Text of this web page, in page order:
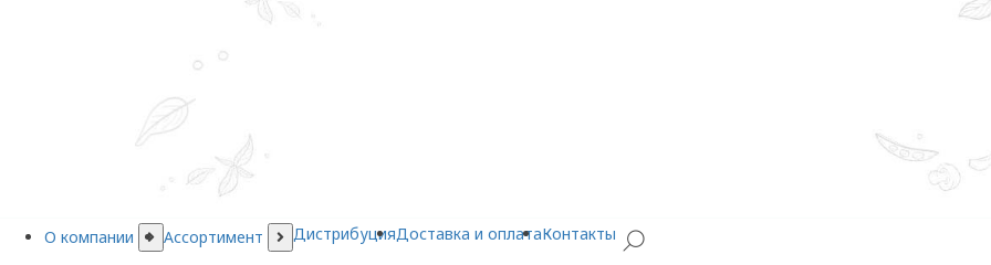
Продажа замороженных овощей, грибов, ягод и фруктов
Пн-Пт: с 10.00 до 18.00, Сб-Вс: выходной
О компании
Ассортимент ДистрибуцияДоставка и оплатаКонтакты